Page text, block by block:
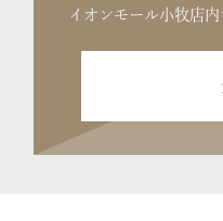
イオンモール小牧店内